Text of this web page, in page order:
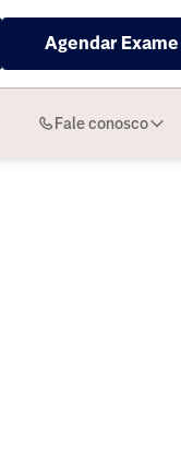
Agendar Exame
Fale conosco